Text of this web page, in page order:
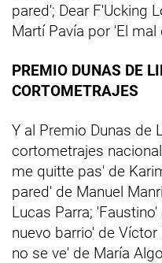
pared'; Dear F'Ucking
Martí Pavía por 'El mal
PREMIO DUNAS DE
CORTOMETRAJES
Y al Premio Dunas de
cortometrajes
me quitte pas' de
pared' de Manuel
Lucas Parra;
nuevo barrio' de
no se ve' de María